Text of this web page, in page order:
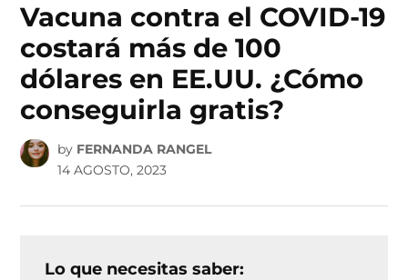
Vacuna contra el COVID-19
costará más de 100
dólares en EE.UU. ¿Cómo
conseguirla gratis?
by FERNANDA RANGEL
14 AGOSTO, 2023
Lo que necesitas saber: